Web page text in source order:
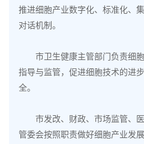
推进细胞产业数字化、标准化、
对话机制。
市卫生健康主管部门负责细胞
指导与监管，促进细胞技术的进
全。
市发改、财政、市场监管、医
管委会按照职责做好细胞产业发展